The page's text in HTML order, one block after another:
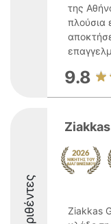
της
πλούσια
9.8
Ziakkas